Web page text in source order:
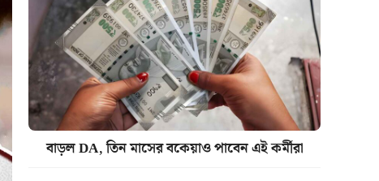
বাড়ল DA, তিন মাসের বকেয়াও পাবেন এই কর্মীরা